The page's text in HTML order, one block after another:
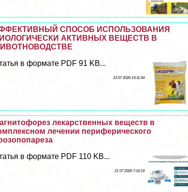
СПОСОБ ИСПОЛЬЗОВАНИЯ
АКТИВНЫХ ВЕЩЕСТВ В
в формате PDF 91 KB...
23 07 2026 19:11:54
лекарственных веществ в
лечении периферического
в формате PDF 110 KB...
21 07 2026 7:16:19